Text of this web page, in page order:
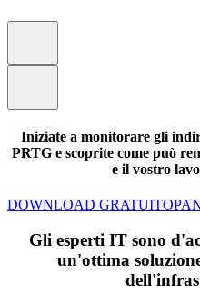
Iniziate a monitorare gli
PRTG e scoprite come può
e il vostro
DOWNLOAD GRATUITO
Gli esperti IT sono
un'ottima